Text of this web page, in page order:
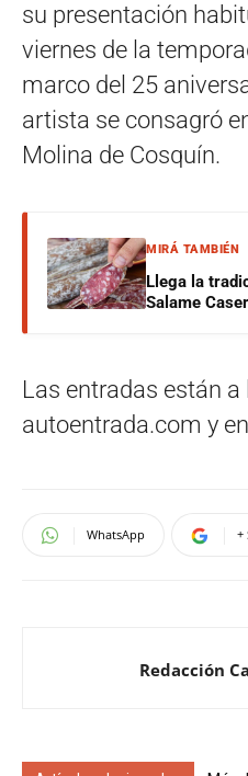
su presentación
viernes de la
marco del 25
artista se consagró
Molina de Cosquín.
MIRÁ TAMBIÉN
Llega la
Salame
Las entradas están
autoentrada.com y
WhatsApp +
Redacción